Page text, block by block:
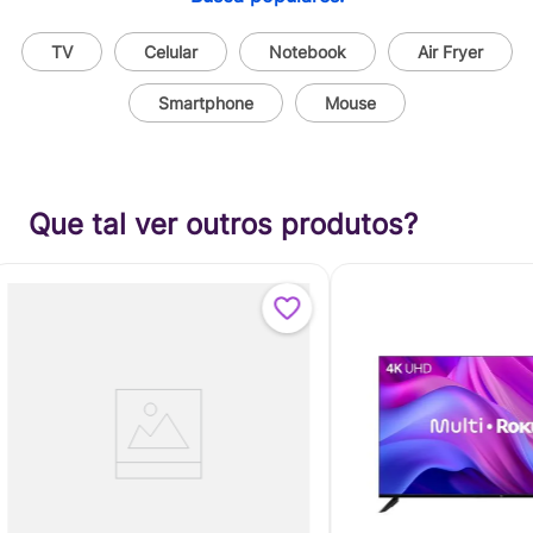
TV Celular Notebook Air Fryer
Smartphone Mouse
Que tal ver outros produtos?